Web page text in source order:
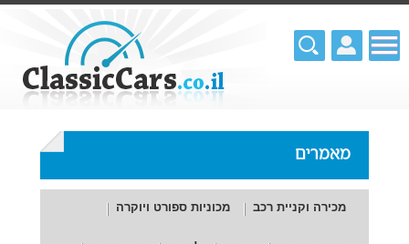
מאמרים
מכירה וקניית רכב מכוניות ספורט ויוקרה